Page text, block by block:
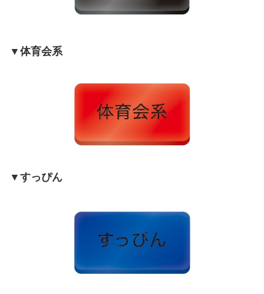
▼体育会系
▼すっぴん